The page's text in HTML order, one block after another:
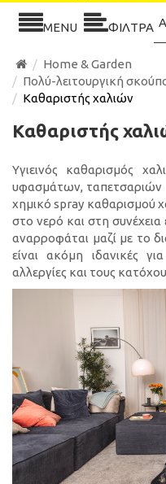
ΦΙΛΤΡΑ
MENU
Home & Garden
Πολύ-λειτουργική
Καθαριστής χαλιών
Καθαριστής
Υγιεινός καθαρισμός
υφασμάτων, ταπετσαριών
χημικό spray καθαρισμού
στο νερό και στη συνέχεια
αναρροφάται μαζί με το
είναι ακόμη ιδανικές
αλλεργίες και τους